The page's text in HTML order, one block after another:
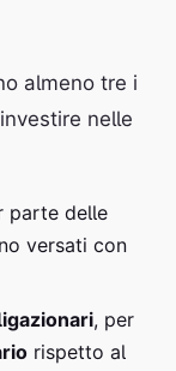
almeno tre i
nelle
parte delle
versati con
, per
rispetto al